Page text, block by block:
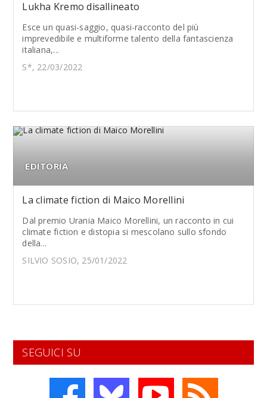
Lukha Kremo disallineato
Esce un quasi-saggio, quasi-racconto del più
imprevedibile e multiforme talento della fantascienza
italiana,...
S*, 22/03/2022
EDITORIA
La climate fiction di Maico Morellini
Dal premio Urania Maico Morellini, un racconto in cui
climate fiction e distopia si mescolano sullo sfondo
della...
SILVIO SOSIO, 25/01/2022
SEGUICI SU